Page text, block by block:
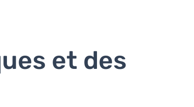
et des